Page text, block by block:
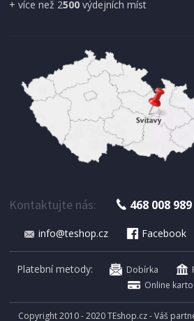
+ více než 2500 výdejních míst
Kontaktujte nás: 468 008 989
info@teshop.cz Facebook
Platební metody: Dobírka
Online
Copyright 2010 - 2020 TEshop.cz - Váš